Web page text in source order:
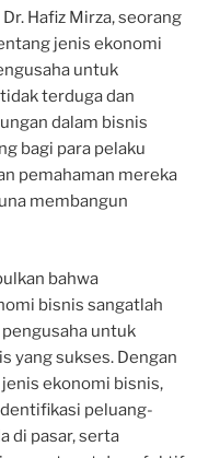
Hafiz Mirza, seorang
jenis ekonomi
untuk
terduga dan
dalam bisnis
bagi para pelaku
pemahaman mereka
membangun
bahwa
bisnis sangatlah
untuk
yang sukses. Dengan
ekonomi bisnis,
peluang-
di pasar, serta